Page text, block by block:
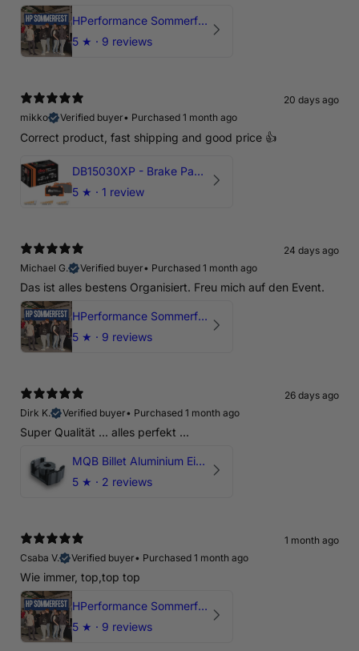
HPerformance Sommerfest 2026
5 ★ · 9 reviews
20 days ago
mikko
Verified buyer• Purchased 1 month ago
Correct product, fast shipping and good price 👍
DB15030XP - Brake Pads Xtreme Performance | Front Axle
5 ★ · 1 review
24 days ago
Michael G.
Verified buyer• Purchased 1 month ago
Das ist alles bestens Organisiert. Freu mich auf den Event.
HPerformance Sommerfest 2026
5 ★ · 9 reviews
26 days ago
Dirk K.
Verified buyer• Purchased 1 month ago
Super Qualität ... alles perfekt ...
MQB Billet Aluminium Einsatz Drehmomentstütze - DOGBONE für Audi RS3, TTRS, RSQ3
5 ★ · 2 reviews
1 month ago
Csaba V.
Verified buyer• Purchased 1 month ago
Wie immer, top,top top
HPerformance Sommerfest 2026
5 ★ · 9 reviews